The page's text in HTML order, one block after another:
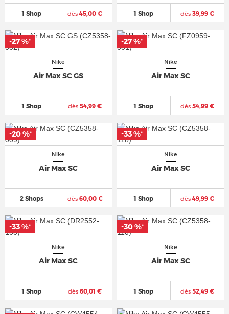
1 Shop dès 45,00 € 1 Shop dès39,99 €
Nike
Air Max SC GS
1 Shop dès 54,99 €
-27 %*
Nike
Air Max SC
1 Shop dès54,99 €
-27 %*
Nike
Air Max SC
2 Shops dès60,00 €
-20 %*
Nike
Air Max SC
1 Shop dès49,99 €
-33 %*
Nike
Air Max SC
1 Shop dès 60,01 €
-33 %*
Nike
Air Max SC
1 Shop dès52,49 €
-30 %*